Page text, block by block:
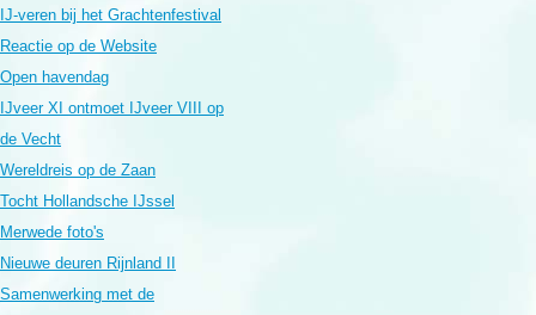
IJ-veren bij het Grachtenfestival
Reactie op de Website
Open havendag
IJveer XI ontmoet IJveer VIII op
de Vecht
Wereldreis op de Zaan
Tocht Hollandsche IJssel
Merwede foto's
Nieuwe deuren Rijnland II
Samenwerking met de